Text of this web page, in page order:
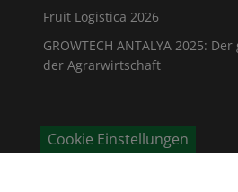
Fruit Logistica 2026
GROWTECH ANTALYA 2025:
der Agrarwirtschaft
Cookie Einstellungen